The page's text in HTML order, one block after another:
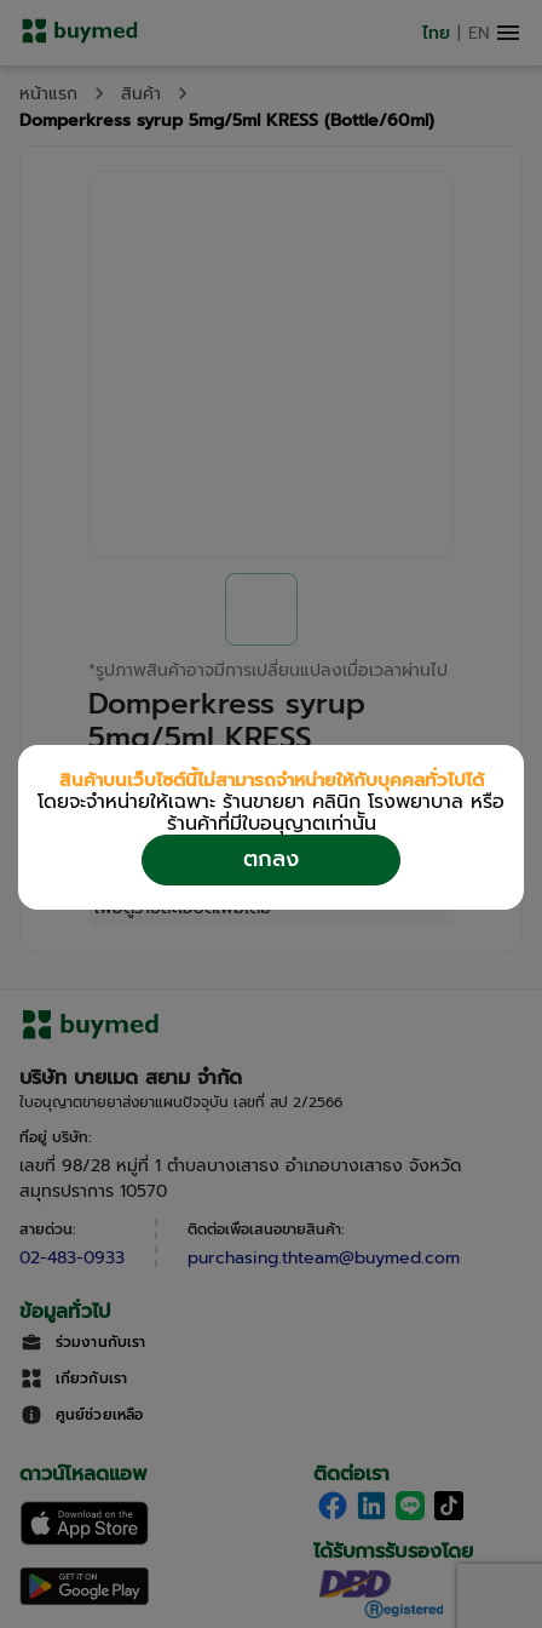
ไทย | EN
หน้าแรก
สินค้า
Domperkress syrup 5mg/5ml KRESS (Bottle/60ml)
*รูปภาพสินค้าอาจมีการเปลี่ยนแปลงเมื่อเวลาผ่านไป
Domperkress syrup
5mg/5ml KRESS
(Bottle/60ml)
สำหรับลูกค้าเฉพาะร้านขายยา คลินิก และโรง
พยาบาล
เข้าสู่ระบบ
เพื่อดูรายละเอียดเพิ่มเติม
บริษัท บายเมด สยาม จำกัด
ใบอนุญาตขายยาส่งยาแผนปัจจุบัน เลขที่ สป 2/2566
ที่อยู่ บริษัท:
เลขที่ 98/28 หมู่ที่ 1 ตำบลบางเสาธง อำเภอบางเสาธง จังหวัด
สมุทรปราการ 10570
สายด่วน:
02-483-0933
ติดต่อเพื่อเสนอขายสินค้า:
purchasing.thteam@buymed.com
ข้อมูลทั่วไป
ร่วมงานกับเรา
เกี่ยวกับเรา
ศูนย์ช่วยเหลือ
ติดต่อเรา
ได้รับการรับรองโดย
ดาวน์โหลดแอพ
สินค้าบนเว็บไซต์นี้ไม่สามารถจำหน่ายให้กับบุคคลทั่วไปได้
โดยจะจำหน่ายให้เฉพาะ ร้านขายยา คลินิก โรงพยาบาล หรือ
ร้านค้าที่มีใบอนุญาตเท่านััน
ตกลง